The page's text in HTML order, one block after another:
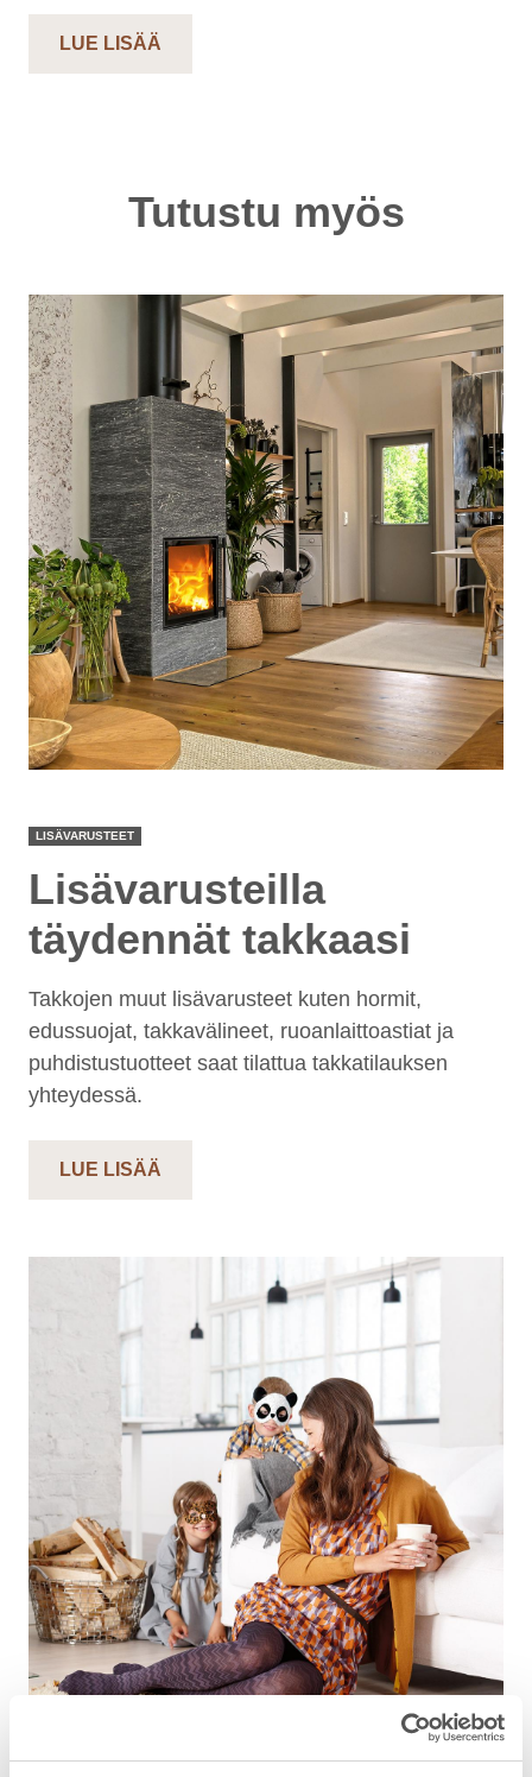
LUE LISÄÄ
Tutustu myös
LISÄVARUSTEET
Lisävarusteilla
täydennät takkaasi
Takkojen muut lisävarusteet kuten hormit,
edussuojat, takkavälineet, ruoanlaittoastiat ja
puhdistustuotteet saat tilattua takkatilauksen
yhteydessä.
LUE LISÄÄ